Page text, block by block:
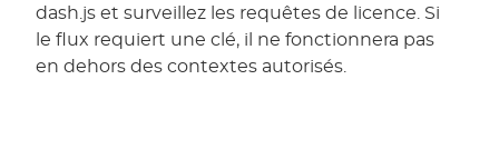
dash.js et surveillez les requêtes de licence. Si
le flux requiert une clé, il ne fonctionnera pas
en dehors des contextes autorisés.